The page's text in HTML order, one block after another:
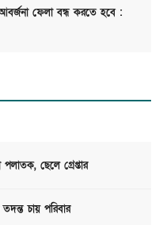
ফেলা বন্ধ করতে হবে :
ছেলে গ্রেপ্তার
তদন্ত চায় পরিবার